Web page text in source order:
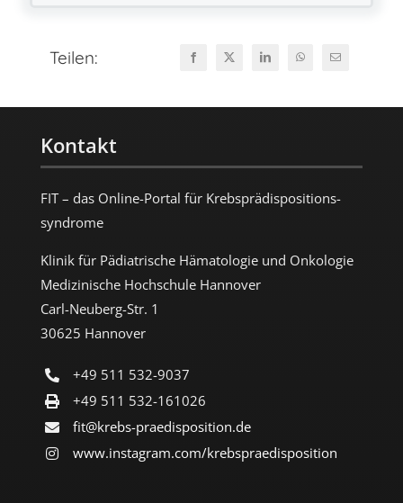
Teilen:
Kontakt
FIT – das Online-Portal für Krebs­prädispositions­
syndrome
Klinik für Pädiatrische Hämatologie und Onkologie
Medizinische Hochschule Hannover
Carl-Neuberg-Str. 1
30625 Hannover
+49 511 532-9037
+49 511 532-161026
fit@krebs-praedisposition.de
www.instagram.com/​krebspraedisposition